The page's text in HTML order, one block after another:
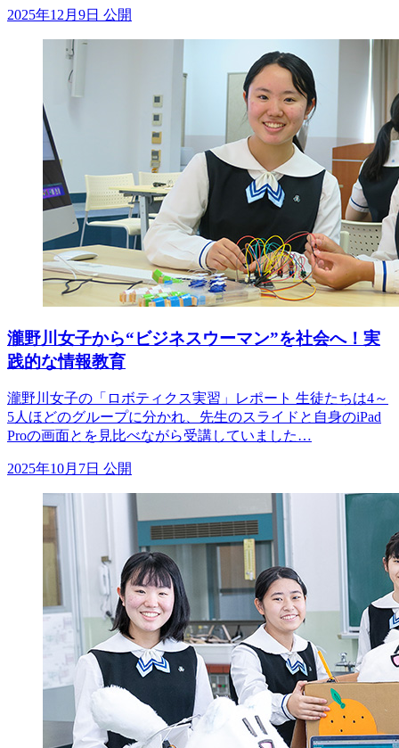
2025年12月9日 公開
瀧野川女子から“ビジネスウーマン”を社会へ！実
践的な情報教育
瀧野川女子の「ロボティクス実習」レポート 生徒たちは4～
5人ほどのグループに分かれ、先生のスライドと自身のiPad
Proの画面とを見比べながら受講していました…
2025年10月7日 公開